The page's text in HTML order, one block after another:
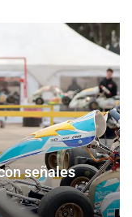
señales